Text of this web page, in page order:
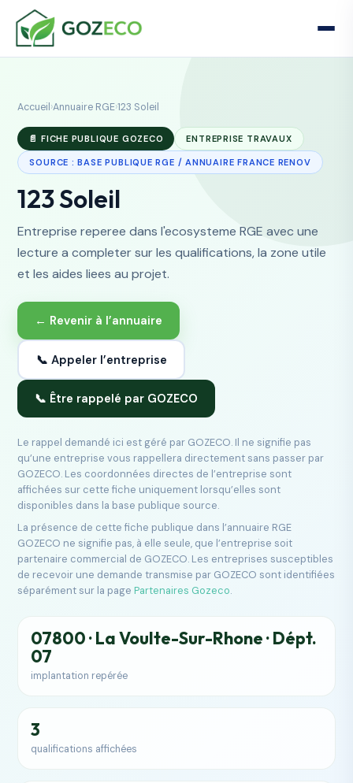
Accueil ›Annuaire RGE›123 Soleil
📄 FICHE PUBLIQUE GOZECO ENTREPRISE TRAVAUX
SOURCE : BASE PUBLIQUE RGE / ANNUAIRE FRANCE RENOV
123 Soleil
Entreprise reperee dans l'ecosysteme RGE avec une
lecture a completer sur les qualifications, la zone utile
et les aides liees au projet.
← Revenir à l’annuaire
📞 Appeler l’entreprise
📞 Être rappelé par GOZECO
Le rappel demandé ici est géré par GOZECO. Il ne signifie pas
qu’une entreprise vous rappellera directement sans passer par
GOZECO. Les coordonnées directes de l’entreprise sont
affichées sur cette fiche uniquement lorsqu’elles sont
disponibles dans la base publique source.
La présence de cette fiche publique dans l’annuaire RGE
GOZECO ne signifie pas, à elle seule, que l’entreprise soit
partenaire commercial de GOZECO. Les entreprises susceptibles
de recevoir une demande transmise par GOZECO sont identifiées
séparément sur la pagePartenaires Gozeco.
07800 · La Voulte-Sur-Rhone · Dépt.
07
implantation repérée
3
qualifications affichées